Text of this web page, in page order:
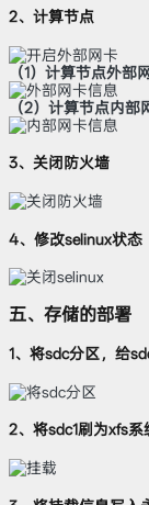
2、计算节点
（1）计算节点外部
（2）计算节点内部
3、关闭防火墙
4、修改selinux状态
五、存储的部署
1、将sdc分区，给
2、将sdc1刷为xfs